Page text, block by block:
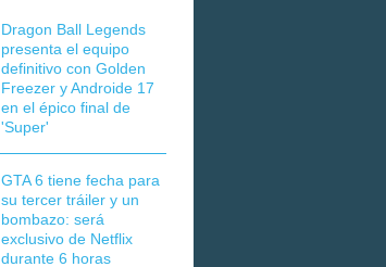
Dragon Ball Legends
presenta el equipo
definitivo con Golden
Freezer y Androide 17
en el épico final de
'Super'
GTA 6 tiene fecha para
su tercer tráiler y un
bombazo: será
exclusivo de Netflix
durante 6 horas